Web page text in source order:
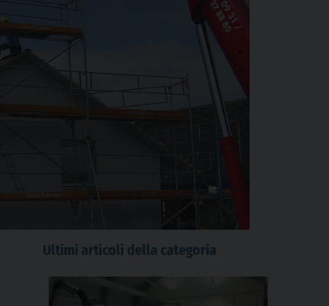
Ultimi articoli della categoria